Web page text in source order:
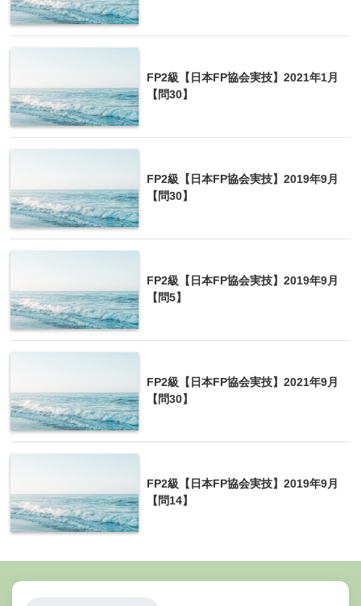
※1は必須、2.3はいずれか
頻出ではないですが色付き部分くらいは覚えて
FP2級【日本FP協会実技】2021年1月
【問30】
FP2級【日本FP協会実技】2019年9月
【問30】
FP2級【日本FP協会実技】2019年9月
【問5】
FP2級【日本FP協会実技】2021年9月
【問30】
FP2級【日本FP協会実技】2019年9月
【問14】